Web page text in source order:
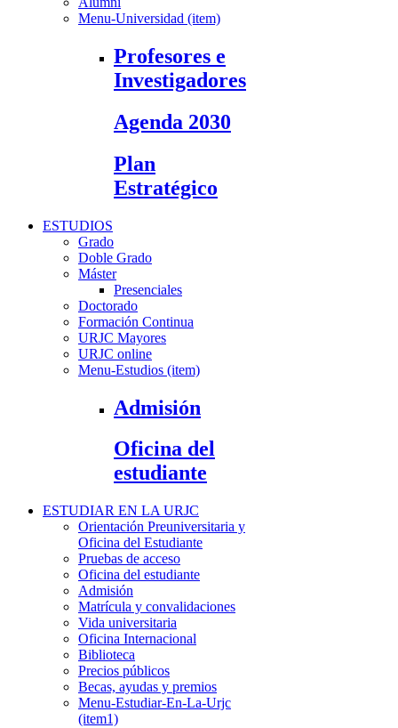
Menu-Universidad (item)
Profesores e
Investigadores
Agenda 2030
Plan
Estratégico
ESTUDIOS
Grado
Doble Grado
Máster
Presenciales
Doctorado
Formación Continua
URJC Mayores
URJC online
Menu-Estudios (item)
Admisión
Oficina del
estudiante
ESTUDIAR EN LA URJC
Orientación Preuniversitaria y
Oficina del Estudiante
Pruebas de acceso
Oficina del estudiante
Admisión
Matrícula y convalidaciones
Vida universitaria
Oficina Internacional
Biblioteca
Precios públicos
Becas, ayudas y premios
Menu-Estudiar-En-La-Urjc
(item1)